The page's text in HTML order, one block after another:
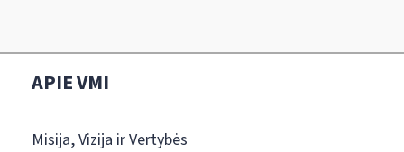
APIE VMI
Misija, Vizija ir Vertybės